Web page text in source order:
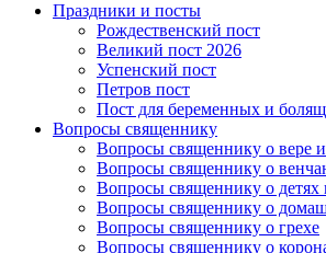
Праздники и посты
Рождественский пост
Великий пост 2026
Успенский пост
Петров пост
Пост для беременных и
Вопросы священнику
Вопросы священнику о вере и
Вопросы священнику о
Вопросы священнику о детях
Вопросы священнику о
Вопросы священнику о грехе
Вопросы священнику о